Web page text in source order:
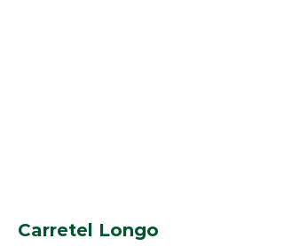
Carretel Longo